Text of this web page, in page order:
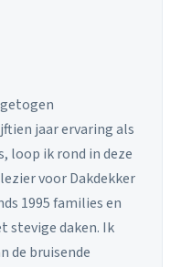
jaar ervaring als
loop ik rond in deze
voor Dakdekker
1995 families en
stevige daken. Ik
de bruisende